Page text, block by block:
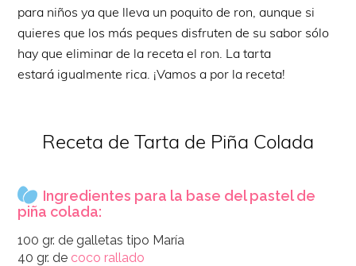
para niños ya que lleva un poquito de ron, aunque si
quieres que los más peques disfruten de su sabor sólo
hay que eliminar de la receta el ron. La tarta
estará igualmente rica. ¡Vamos a por la receta!
Receta de Tarta de Piña Colada
Ingredientes para la base del pastel de
piña colada:
100 gr. de galletas tipo María
40 gr. de coco rallado